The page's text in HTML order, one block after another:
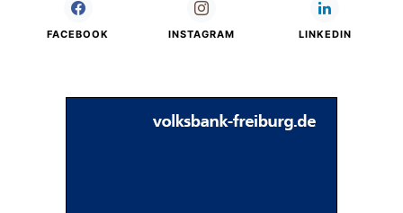
FACEBOOK INSTAGRAM LINKEDIN